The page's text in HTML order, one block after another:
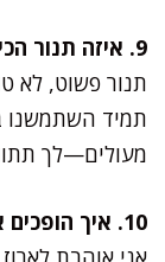
9. איזה תנור הכי טוב לאפיית מקרונים?
תנור פשוט, לא
תמיד השתמשנו
מעולים—לך
10. איך הופכים את המקרונים למתנה מושלמת?